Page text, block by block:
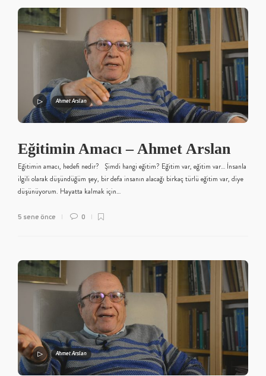
Ahmet Arslan
Eğitimin Amacı – Ahmet Arslan
Eğitimin amacı, hedefi nedir? Şimdi hangi eğitim? Eğitim var, eğitim var… İnsanla
ilgili olarak düşündüğüm şey, bir defa insanın alacağı birkaç türlü eğitim var, diye
düşünüyorum. Hayatta kalmak için…
5 sene önce 0
Ahmet Arslan